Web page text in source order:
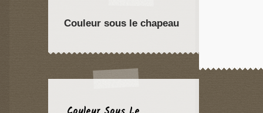
Couleur sous le chapeau